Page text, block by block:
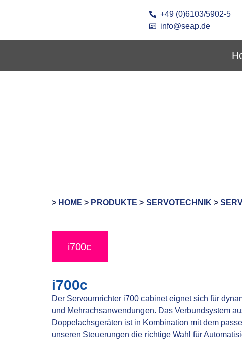
+49 (0)6103/5902-5
info@seap.de
> HOME > PRODUKTE > SERVOTECHNIK >
i700c
i700c
Der Servoumrichter i700 cabinet eignet sich für
und Mehrachsanwendungen. Das Verbundsystem
Doppelachsgeräten ist in Kombination mit dem
unseren Steuerungen die richtige Wahl für